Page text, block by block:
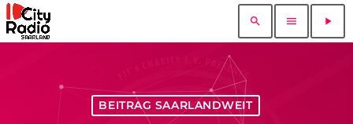
search menu play_arrow
BEITRAG SAARLANDWEIT